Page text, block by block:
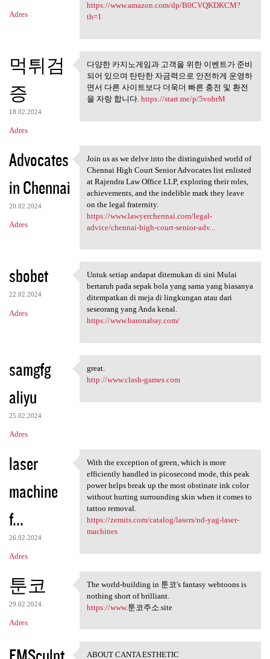
Adres
https://www.amazon.com/dp/B0CVQKDKCM?
th=1
먹튀검
증
18.02.2024
Adres
다양한 카지노게임과 고객을 위
한 이벤트가 준비되어
다양한 카지노게임과 고객을 위한 이벤트가 준비
되어 있으며 탄탄한 자금력으로 안전하게 운영하
면서 다른 사이트보다 더욱더 빠른 충전 및 환전
을 자랑 합니다. https://start.me/p/5vobrM
Advocates
in Chennai
20.02.2024
Adres
Join us as we delve into the
Join us as we delve into the distinguished world of
Chennai High Court Senior Advocates list enlisted
at Rajendra Law Office LLP, exploring their roles,
achievements, and the indelible mark they leave
on the legal fraternity.
https://www.lawyerchennai.com/legal-
advice/chennai-high-court-senior-adv...
sbobet
22.02.2024
Adres
Untuk setiap andapat
Untuk setiap andapat ditemukan di sini Mulai
bertaruh pada sepak bola yang sama yang biasanya
ditempatkan di meja di lingkungan atau dari
seseorang yang Anda kenal.
https://www.baronabay.com/
samgfg
aliyu
25.02.2024
Adres
great.
great.
http://www.clash-games.com
laser
machine
f...
26.02.2024
Adres
With the exception of green,
With the exception of green, which is more
efficiently handled in picosecond mode, this peak
power helps break up the most obstinate ink color
without hurting surrounding skin when it comes to
tattoo removal.
https://zemits.com/catalog/lasers/nd-yag-laser-
machines
툰코
29.02.2024
Adres
The world-building in 툰코's
The world-building in 툰코's fantasy webtoons is
nothing short of brilliant.
https://www.툰코주소.site
ABOUT CANTA ESTHETIC